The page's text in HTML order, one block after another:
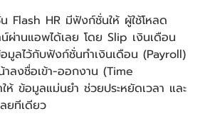
Flash HR มีฟังก์ชั่นให้ ผู้ใช้โหลด
ผ่านแอพได้เลย โดย Slip เงินเดือน
มูลไว้กับฟังก์ชั่นทำเงินเดือน (Payroll)
ลงชื่อเข้า-ออกงาน (Time
ข้อมูลแม่นยำ ช่วยประหยัดเวลา และ
ยทีเดียว